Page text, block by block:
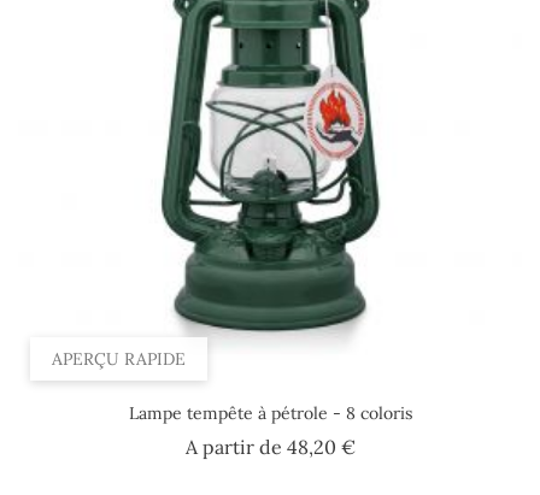
APERÇU RAPIDE
Lampe tempête à pétrole - 8 coloris
A partir de 48,20 €Prix